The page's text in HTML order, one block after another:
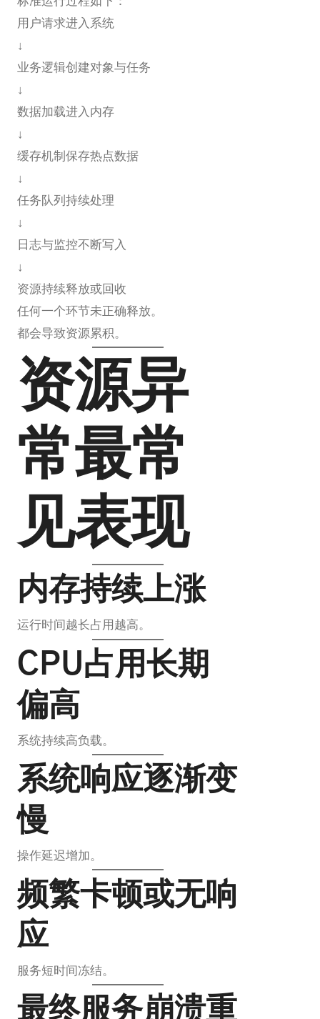
用户请求进入系统
↓
业务逻辑创建对象与任务
↓
数据加载进入内存
↓
缓存机制保存热点数据
↓
任务队列持续处理
↓
日志与监控不断写入
↓
资源持续释放或回收
任何一个环节未正确释放。
都会导致资源累积。
资源异
常最常
见表现
内存持续上涨
运行时间越长占用越高。
CPU占用长期
偏高
系统持续高负载。
系统响应逐渐变
慢
操作延迟增加。
频繁卡顿或无响
应
服务短时间冻结。
最终服务崩溃重